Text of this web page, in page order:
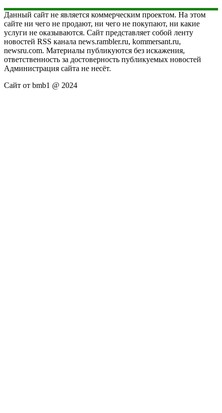
Данный сайт не является коммерческим проектом. На этом
сайте ни чего не продают, ни чего не покупают, ни какие
услуги не оказываются. Сайт представляет собой ленту
новостей RSS канала news.rambler.ru, kommersant.ru,
newsru.com. Материалы публикуются без искажения,
ответственность за достоверность публикуемых новостей
Администрация сайта не несёт.
Сайт от bmb1 @ 2024